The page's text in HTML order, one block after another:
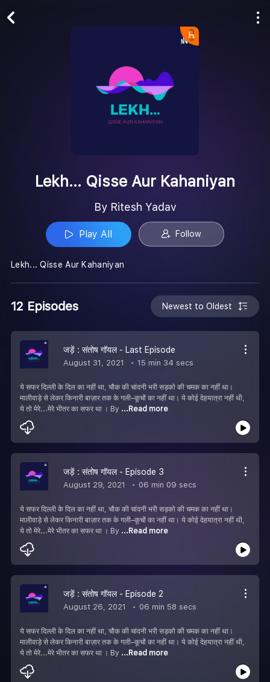
Lekh... Qisse Aur Kahaniyan
By Ritesh Yadav
Play All Follow
Lekh... Qisse Aur Kahaniyan
12 Episodes Newest to Oldest
जड़ें : संतोष गॉयल - Last Episode
August 31, 2021 15 min 34 secs
ये सफर दिल्ली के दिल का नहीं था, चौक की चांदनी भरी सड़को की चमक का नहीं था।
मालीवाड़े से लेकर किनारी बाज़ार तक के गली–कूचों का नहीं था। ये कोई देहयात्रा नहीं थी,
ये तो मेरे...मेरे भीतर का सफर था । By ...Read more
जड़ें : संतोष गॉयल - Episode 3
August 29, 2021 06 min 09 secs
ये सफर दिल्ली के दिल का नहीं था, चौक की चांदनी भरी सड़को की चमक का नहीं था।
मालीवाड़े से लेकर किनारी बाज़ार तक के गली–कूचों का नहीं था। ये कोई देहयात्रा नहीं थी,
ये तो मेरे...मेरे भीतर का सफर था । By ...Read more
जड़ें : संतोष गॉयल - Episode 2
August 26, 2021 06 min 58 secs
ये सफर दिल्ली के दिल का नहीं था, चौक की चांदनी भरी सड़को की चमक का नहीं था।
मालीवाड़े से लेकर किनारी बाज़ार तक के गली–कूचों का नहीं था। ये कोई देहयात्रा नहीं थी,
ये तो मेरे...मेरे भीतर का सफर था । By ...Read more